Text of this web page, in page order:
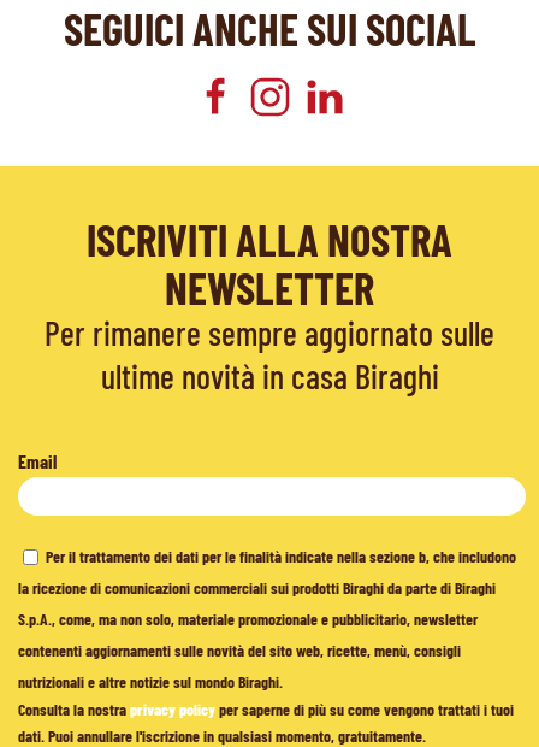
SEGUICI ANCHE SUI SOCIAL
ISCRIVITI ALLA NOSTRA
NEWSLETTER
Per rimanere sempre aggiornato sulle
ultime novità in casa Biraghi
Email
Per il trattamento dei dati per le finalità indicate nella sezione b, che includono
la ricezione di comunicazioni commerciali sui prodotti Biraghi da parte di Biraghi
S.p.A., come, ma non solo, materiale promozionale e pubblicitario, newsletter
contenenti aggiornamenti sulle novità del sito web, ricette, menù, consigli
nutrizionali e altre notizie sul mondo Biraghi.
Consulta la nostraprivacy policyper saperne di più su come vengono trattati i tuoi
dati. Puoi annullare l'iscrizione in qualsiasi momento, gratuitamente.